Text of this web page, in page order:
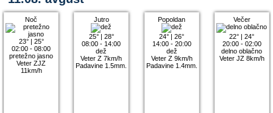
Noč
23°| 25°
02:00 - 08:00
pretežno jasno
Veter ZJZ
11km/h
Jutro
25°| 28°
08:00 - 14:00
dež
Veter Z 7km/h
Padavine 1.5mm.
Popoldan
24° |26°
14:00 - 20:00
dež
Veter Z 9km/h
Padavine 1.4mm.
Večer
22° |24°
20:00 - 02:00
delno oblačno
Veter JZ 8km/h